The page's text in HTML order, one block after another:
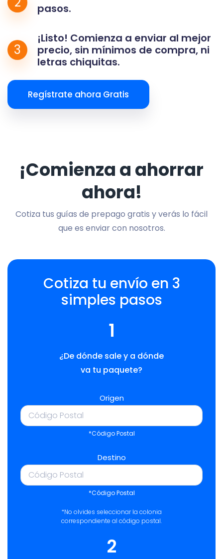
pasos.
3
¡Listo! Comienza a enviar al mejor
precio, sin mínimos de compra, ni
letras chiquitas.
Regístrate ahora Gratis
¡Comienza a ahorrar
ahora!
Cotiza tus guías de prepago gratis y verás lo fácil
que es enviar con nosotros.
Cotiza tu envío en 3
simples pasos
1
¿De dónde sale y a dónde
va tu paquete?
Origen
*Código Postal
Destino
*Código Postal
*No olvides seleccionar la colonia
correspondiente al código postal.
2